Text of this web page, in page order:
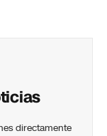
directamente